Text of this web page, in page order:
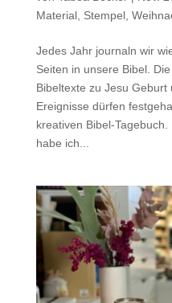
Material, Stempel,
Jedes Jahr journaln wir
Seiten in unsere Bibel.
Bibeltexte zu Jesu
Ereignisse dürfen
kreativen Bibel-
habe ich...